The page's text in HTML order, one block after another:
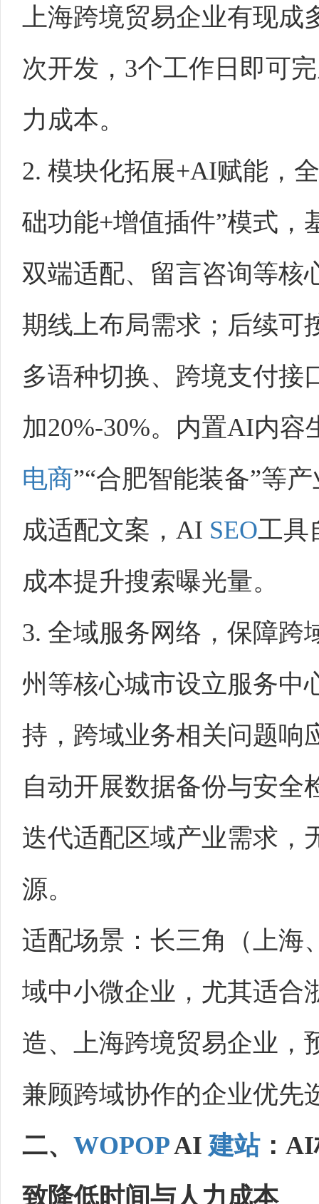
上海跨境贸易企业有现成
次开发，3个工作日即可
力成本。
2. 模块化拓展+AI赋能，
础功能+增值插件”模式，
双端适配、留言咨询等核
期线上布局需求；后续可
多语种切换、跨境支付接
加20%-30%。内置AI内
电商”“合肥智能装备”等
成适配文案，AI SEO工具
成本提升搜索曝光量。
3. 全域服务网络，保障跨
州等核心城市设立服务中
持，跨域业务相关问题响
自动开展数据备份与安全
迭代适配区域产业需求，
源。
适配场景：长三角（上海
域中小微企业，尤其适合
造、上海跨境贸易企业，
兼顾跨域协作的企业优先
二、 WOPOPAI 建站：AI
致降低时间与人力成本